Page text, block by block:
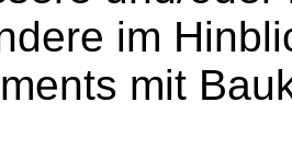
im
mit